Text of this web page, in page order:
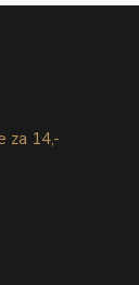
za 14,-